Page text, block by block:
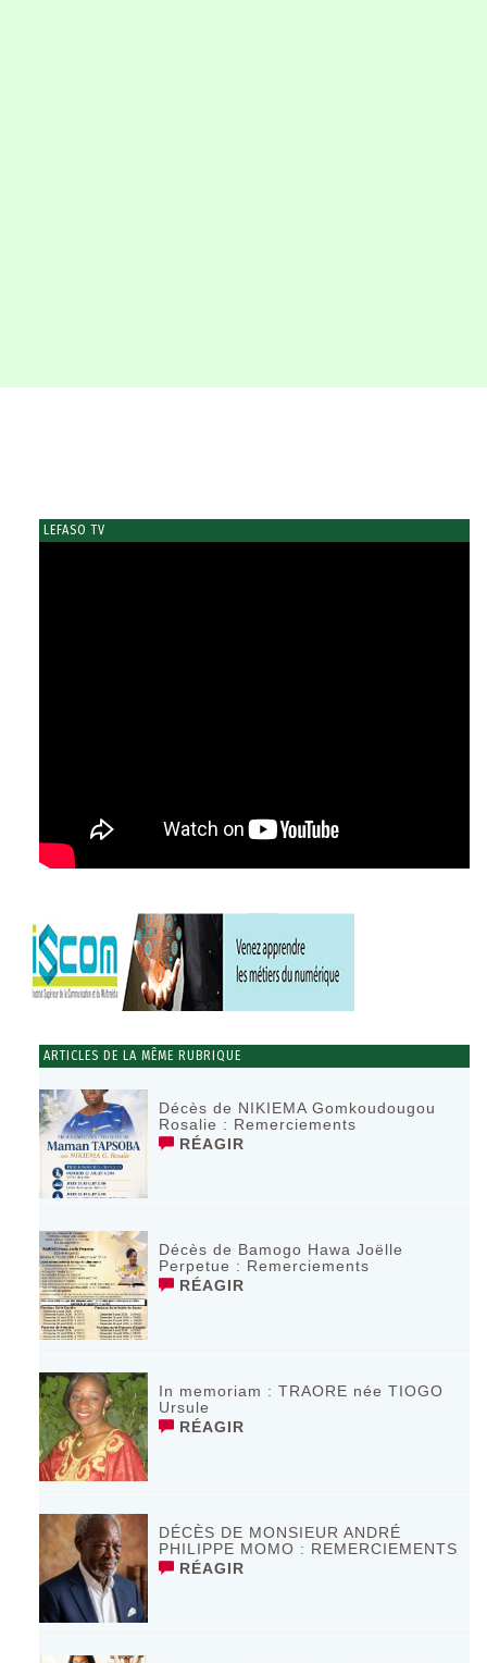
LEFASO TV
ARTICLES DE LA MÊME RUBRIQUE
Décès de NIKIEMA Gomkoudougou
Rosalie : Remerciements
RÉAGIR
Décès de Bamogo Hawa Joëlle
Perpetue : Remerciements
RÉAGIR
In memoriam : TRAORE née TIOGO
Ursule
RÉAGIR
DÉCÈS DE MONSIEUR ANDRÉ
PHILIPPE MOMO : REMERCIEMENTS
RÉAGIR